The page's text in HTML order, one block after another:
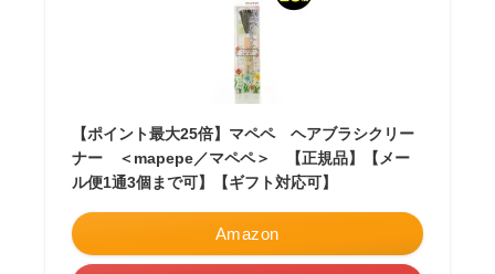
【ポイント最大25倍】マペペ ヘアブラシクリー
ナー ＜mapepe／マペペ＞ 【正規品】【メー
ル便1通3個まで可】【ギフト対応可】
Amazon